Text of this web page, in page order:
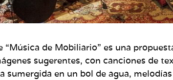
“Música de Mobiliario” es una
sugerentes, con canciones de
sumergida en un bol de agua,